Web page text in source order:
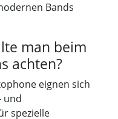
Bands
man beim
achten?
eignen sich
und
spezielle